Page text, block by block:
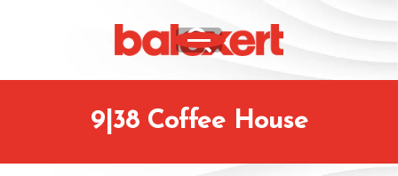
9|38 Coffee House